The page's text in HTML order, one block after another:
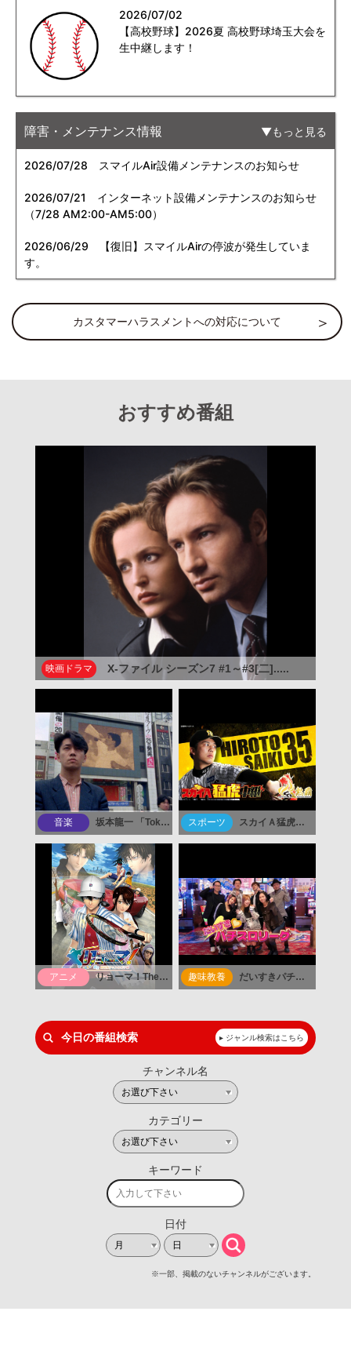
2026/07/02
【高校野球】2026夏 高校野球埼玉大会を
生中継します！
障害・メンテナンス情報 もっと見る
2026/07/28 スマイルAir設備メンテナンスのお知らせ
2026/07/21
インターネット設備メンテナンスのお知らせ
（7/28 AM2:00-AM5:00）
2026/06/29 【復旧】スマイルAirの停波が発生していま
す。
カスタマーハラスメントへの対応について
おすすめ番組